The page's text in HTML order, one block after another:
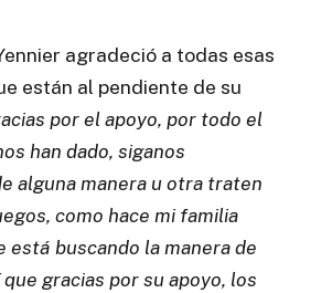
agradeció a todas esas
están al pendiente de su
por el apoyo, por todo el
han dado, siganos
alguna manera u otra traten
como hace mi familia
está buscando la manera de
gracias por su apoyo, los